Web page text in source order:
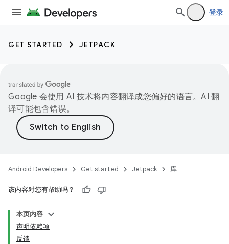
登录
GET STARTED JETPACK
Google 会使用 AI 技术将内容翻译成您偏好的语言。AI 翻
译可能包含错误。
Android Developers Get started Jetpack 库
该内容对您有帮助吗？
本页内容
声明依赖项
反馈